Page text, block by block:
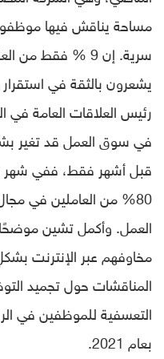
مساحة يناقش فيها
سرية. إن 9 % فقط
يشعرون بالثقة في
رئيس العلاقات العامة في
في سوق العمل قد تغير
قبل أشهر فقط، ففي شهر
80% من العاملين في
العمل. وأكمل تشين
مخاوفهم عبر الإنترنت
المناقشات حول تجميد
بعام 2021.